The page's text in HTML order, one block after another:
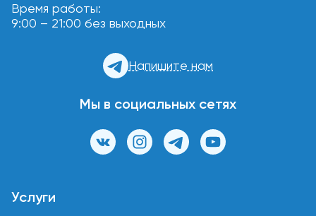
Время работы:
9:00 – 21:00 без выходных
Напишите нам
Мы в социальных сетях
Услуги